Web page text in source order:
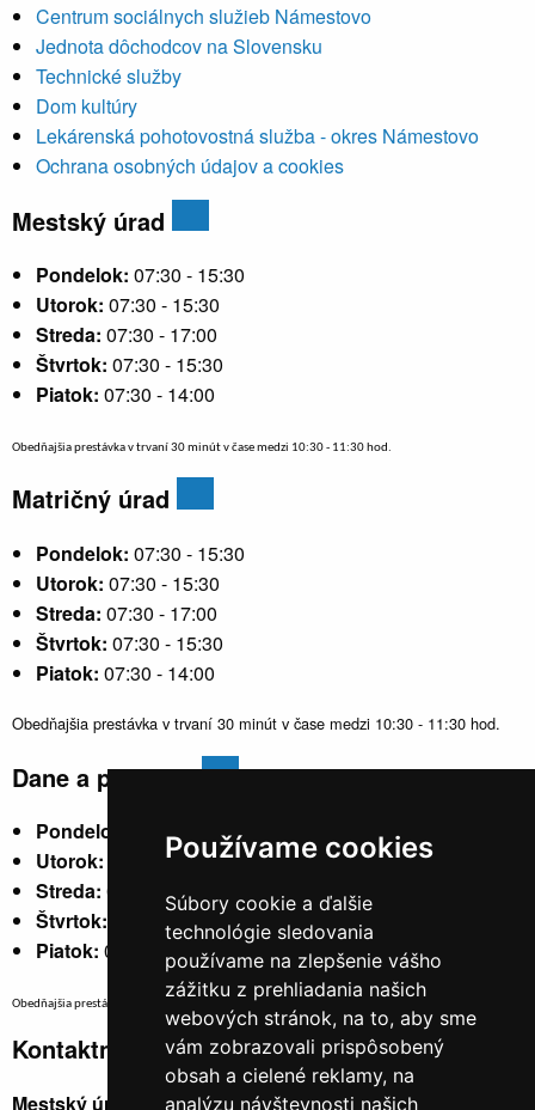
Používame cookies
Súbory cookie a ďalšie
technológie sledovania
používame na zlepšenie vášho
zážitku z prehliadania našich
webových stránok, na to, aby sme
vám zobrazovali prispôsobený
obsah a cielené reklamy, na
analýzu návštevnosti našich
Centrum sociálnych služieb Námestovo
Jednota dôchodcov na Slovensku
Technické služby
Dom kultúry
Lekárenská pohotovostná služba - okres Námestovo
Ochrana osobných údajov a cookies
Mestský úrad
Pondelok: 07:30 - 15:30
Utorok: 07:30 - 15:30
Streda: 07:30 - 17:00
Štvrtok: 07:30 - 15:30
Piatok: 07:30 - 14:00
Obedňajšia prestávka v trvaní 30 minút v čase medzi 10:30 - 11:30 hod.
Matričný úrad
Pondelok: 07:30 - 15:30
Utorok: 07:30 - 15:30
Streda: 07:30 - 17:00
Štvrtok: 07:30 - 15:30
Piatok: 07:30 - 14:00
Obedňajšia prestávka v trvaní 30 minút v čase medzi 10:30 - 11:30 hod.
Dane a poplatky
Pondelok:
07:30 - 15:30
Utorok:
nestránkový
Streda: 07:30 - 17:00
Štvrtok:
nestránkový
Piatok: 07:30 - 14:00
Obedňajšia prestávka v trvaní 30 minút v čase medzi 10:30 - 11:30 hod.
Kontaktné údaje
Mestský úrad, Cyrila a Metoda 329/6,